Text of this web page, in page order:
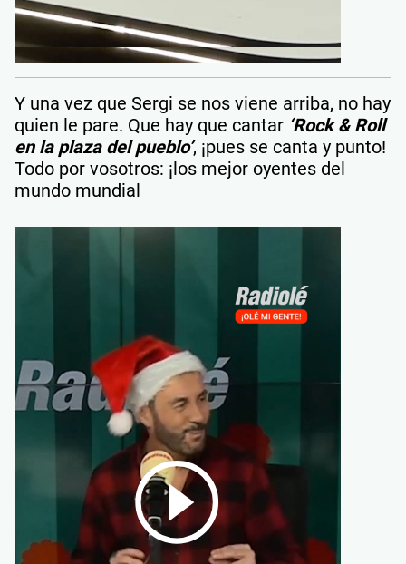
Y una vez que Sergi se nos viene arriba, no hay
quien le pare. Que hay que cantar ‘Rock & Roll
en la plaza del pueblo’, ¡pues se canta y punto!
Todo por vosotros: ¡los mejor oyentes del
mundo mundial